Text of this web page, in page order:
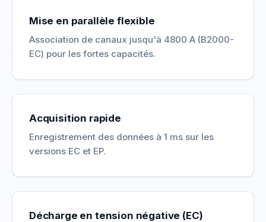
Mise en parallèle flexible
Association de canaux jusqu'à 4800 A (B2000-
EC) pour les fortes capacités.
Acquisition rapide
Enregistrement des données à 1 ms sur les
versions EC et EP.
Décharge en tension négative (EC)